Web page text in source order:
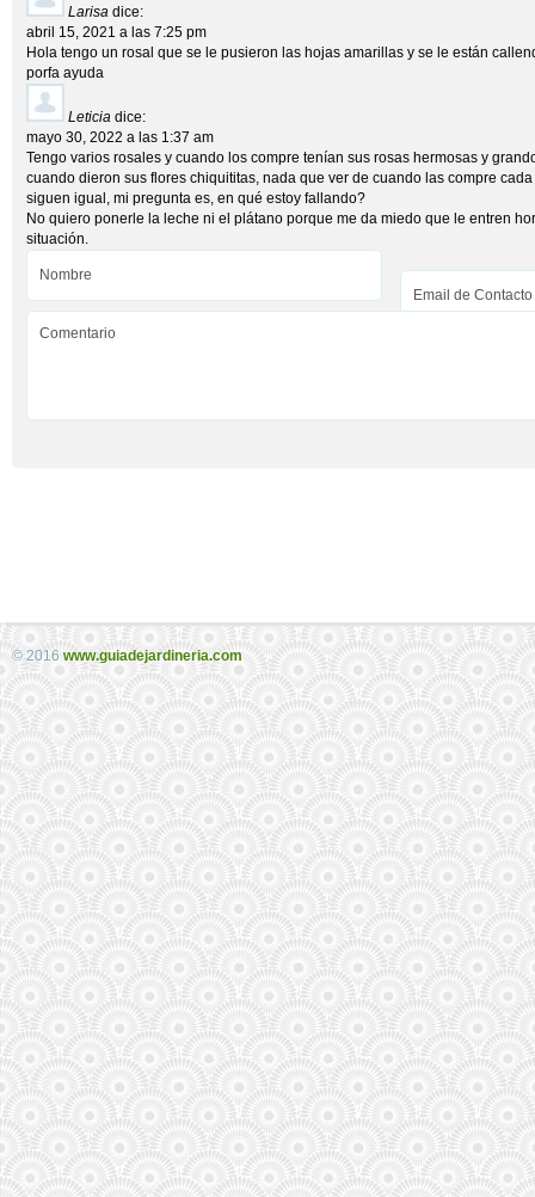
Larisa dice:
abril 15, 2021 a las 7:25 pm
Hola tengo un rosal que se le pusieron las hojas amarillas y se le están
porfa ayuda
Leticia dice:
mayo 30, 2022 a las 1:37 am
Tengo varios rosales y cuando los compre tenían sus rosas hermosas y
cuando dieron sus flores chiquititas, nada que ver de cuando las compre
siguen igual, mi pregunta es, en qué estoy fallando?
No quiero ponerle la leche ni el plátano porque me da miedo que le entren
situación.
© 2016 www.guiadejardineria.com